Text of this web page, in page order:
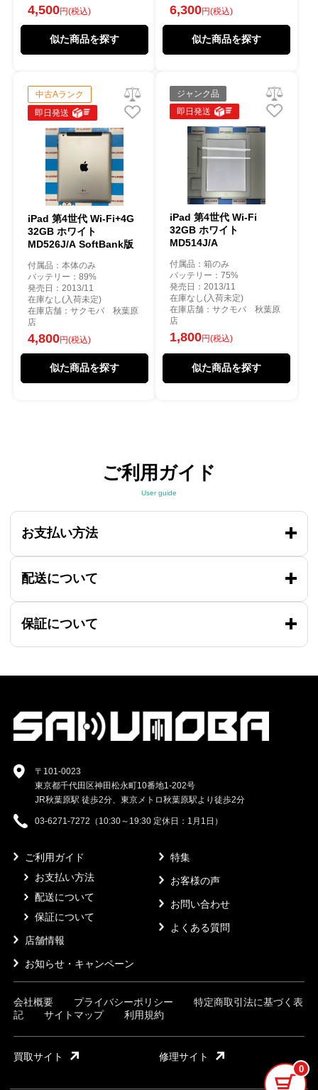
4,500円(税込)
似た商品を探す
6,300円(税込)
似た商品を探す
中古Aランク
即日発送
iPad 第4世代 Wi-Fi+4G
32GB ホワイト
MD526J/A SoftBank版
付属品：本体のみ
バッテリー：89%
発売日：2013/11
在庫なし(入荷未定)
在庫店舗：サクモバ 秋葉原
店
4,800円(税込)
似た商品を探す
ジャンク品
即日発送
iPad 第4世代 Wi-Fi
32GB ホワイト
MD514J/A
付属品：箱のみ
バッテリー：75%
発売日：2013/11
在庫なし(入荷未定)
在庫店舗：サクモバ 秋葉原
店
1,800円(税込)
似た商品を探す
0
ご利用ガイド
User guide
お支払い方法
配送について
保証について
〒101-0023
東京都千代田区神田松永町10番地1-202号
JR秋葉原駅 徒歩2分、東京メトロ秋葉原駅より徒歩2分
03-6271-7272（10:30～19:30 定休日：1月1日）
ご利用ガイド
お支払い方法
配送について
保証について
店舗情報
お知らせ・キャンペーン
特集
お客様の声
お問い合わせ
よくある質問
会社概要 プライバシーポリシー
特定商取引法に基づく表
記
サイトマップ 利用規約
買取サイト 修理サイト